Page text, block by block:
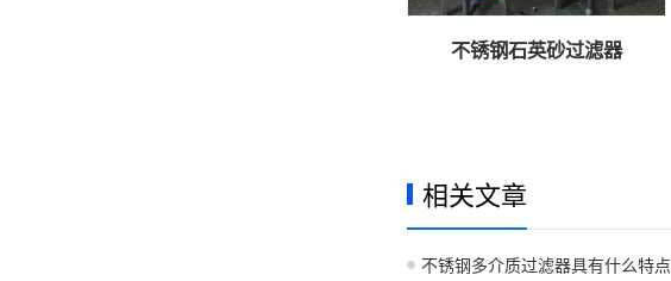
不锈钢石英砂过滤器
相关文章
不锈钢多介质过滤器具有什么特点